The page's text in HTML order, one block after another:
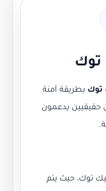
توك
توك بطريقة آمنة
حقيقيين يدعمون
توك، حيث يتم